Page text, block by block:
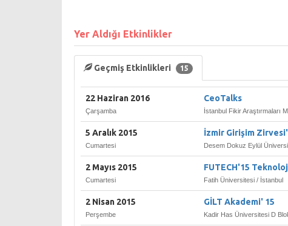
Yer Aldığı Etkinlikler
Geçmiş Etkinlikleri 15
22 Haziran 2016
Çarşamba
CeoTalks
İstanbul Fikir Araştırmaları
5 Aralık 2015
Cumartesi
İzmir Girişim
Desem Dokuz Eylül
2 Mayıs 2015
Cumartesi
FUTECH'15
Fatih Üniversitesi / İstanbul
2 Nisan 2015
Perşembe
GİLT Akademi' 15
Kadir Has Üniversitesi D